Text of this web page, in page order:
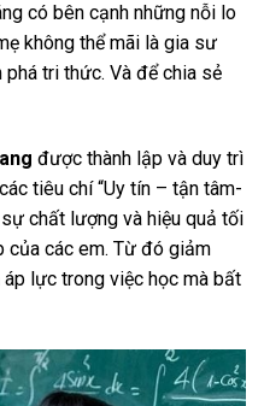
có bên cạnh những nỗi lo
không thể mãi là gia sư
tri thức. Và để chia sẻ
được thành lập và duy trì
tiêu chí “Uy tín – tận tâm-
chất lượng và hiệu quả tối
của các em. Từ đó giảm
lực trong việc học mà bất